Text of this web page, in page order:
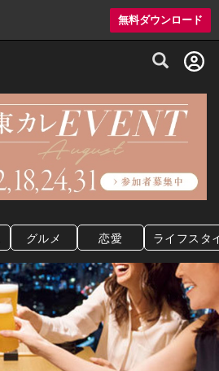
無料ダウンロード
グルメ情報・プレミアムレストラン予約
グルメ 恋愛 ライフスタ